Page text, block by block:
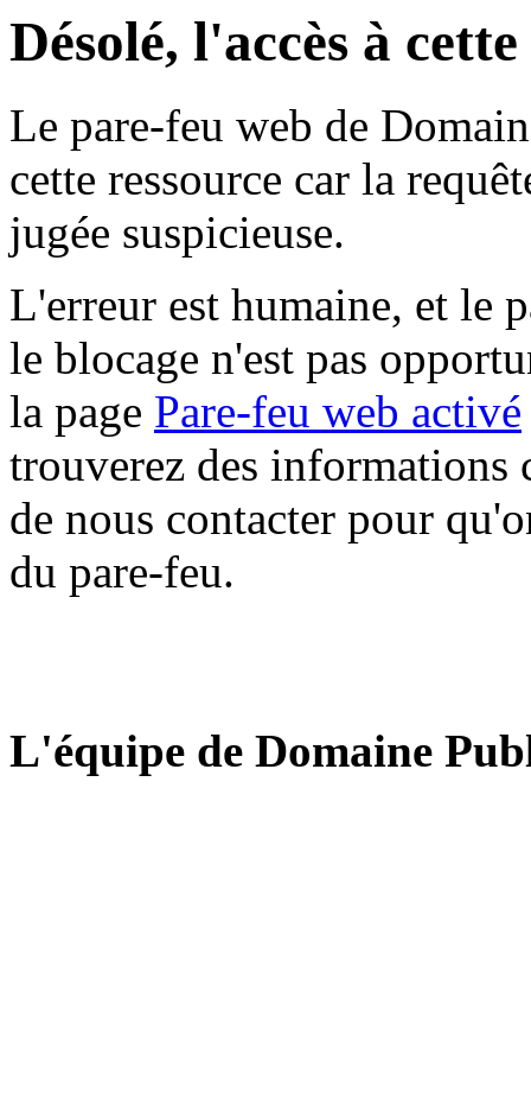
Désolé, l'accès à
Le pare-feu web de
cette ressource car la
jugée suspicieuse.
L'erreur est humaine, et le
le blocage n'est pas
la page Pare-feu web activé
trouverez des informations
de nous contacter pour
du pare-feu.
L'équipe de Domaine